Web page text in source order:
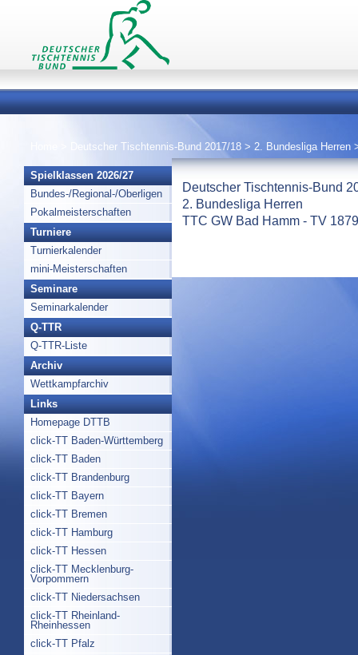
Deutscher Tischtennis-Bund 2017/18 > 2. Bundesliga Herren
Spielklassen 2026/27
Bundes-/Regional-/Oberligen
Pokalmeisterschaften
Turniere
Turnierkalender
mini-Meisterschaften
Seminare
Seminarkalender
Q-TTR
Q-TTR-Liste
Archiv
Wettkampfarchiv
Links
Homepage DTTB
click-TT Baden-Württemberg
click-TT Baden
click-TT Brandenburg
click-TT Bayern
click-TT Bremen
click-TT Hamburg
click-TT Hessen
click-TT Mecklenburg-
Vorpommern
click-TT Niedersachsen
click-TT Rheinland-
Rheinhessen
click-TT Pfalz
Deutscher Tischtennis-Bund
2. Bundesliga Herren
TTC GW Bad Hamm - TV